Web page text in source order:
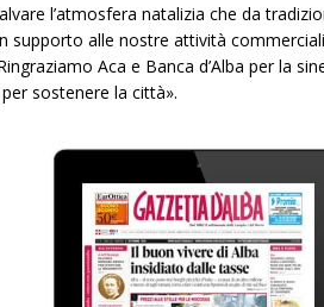
l’atmosfera natalizia che da
supporto alle nostre attività
Aca e Banca d’Alba per la
sostenere la città».